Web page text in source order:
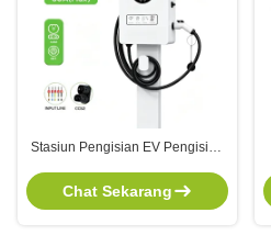
Stasiun Pengisian EV Pengisian
Kepatuhan OCPP 1.6J dan IP54
Weatherproof Enclosure
Chat Sekarang